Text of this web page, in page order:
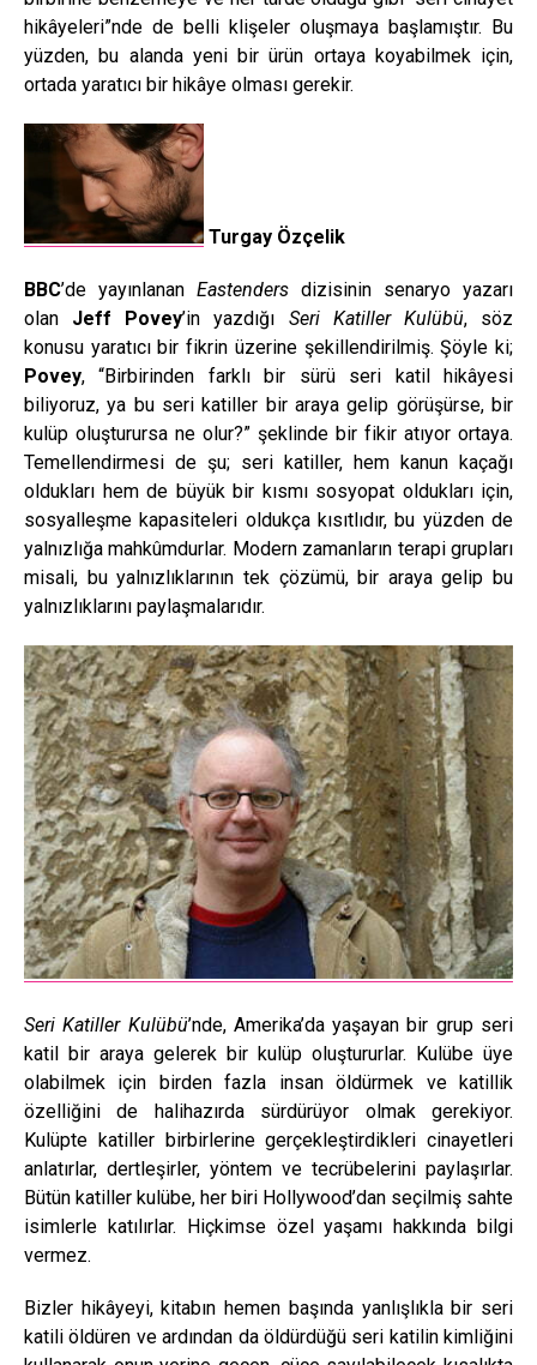
hikâyeleri”nde de belli klişeler oluşmaya başlamıştır. Bu
yüzden, bu alanda yeni bir ürün ortaya koyabilmek için,
ortada yaratıcı bir hikâye olması gerekir.
Turgay Özçelik
BBC’de yayınlanan Eastenders dizisinin senaryo yazarı
olan Jeff Povey’in yazdığı Seri Katiller Kulübü, söz
konusu yaratıcı bir fikrin üzerine şekillendirilmiş. Şöyle ki;
Povey, “Birbirinden farklı bir sürü seri katil hikâyesi
biliyoruz, ya bu seri katiller bir araya gelip görüşürse, bir
kulüp oluşturursa ne olur?” şeklinde bir fikir atıyor ortaya.
Temellendirmesi de şu; seri katiller, hem kanun kaçağı
oldukları hem de büyük bir kısmı sosyopat oldukları için,
sosyalleşme kapasiteleri oldukça kısıtlıdır, bu yüzden de
yalnızlığa mahkûmdurlar. Modern zamanların terapi grupları
misali, bu yalnızlıklarının tek çözümü, bir araya gelip bu
yalnızlıklarını paylaşmalarıdır.
Seri Katiller Kulübü’nde, Amerika’da yaşayan bir grup seri
katil bir araya gelerek bir kulüp oluştururlar. Kulübe üye
olabilmek için birden fazla insan öldürmek ve katillik
özelliğini de halihazırda sürdürüyor olmak gerekiyor.
Kulüpte katiller birbirlerine gerçekleştirdikleri cinayetleri
anlatırlar, dertleşirler, yöntem ve tecrübelerini paylaşırlar.
Bütün katiller kulübe, her biri Hollywood’dan seçilmiş sahte
isimlerle katılırlar. Hiçkimse özel yaşamı hakkında bilgi
vermez.
Bizler hikâyeyi, kitabın hemen başında yanlışlıkla bir seri
katili öldüren ve ardından da öldürdüğü seri katilin kimliğini